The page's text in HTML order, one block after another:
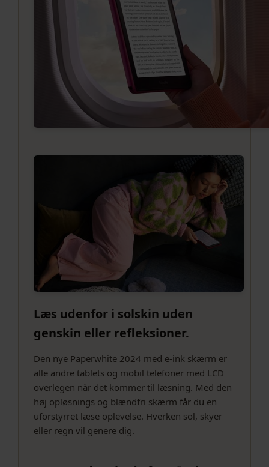
Læs udenfor i solskin uden
genskin eller refleksioner.
Den nye Paperwhite 2024 med e-ink skærm er
alle andre tablets og mobil telefoner med LCD
overlegen når det kommer til læsning. Med den
høj opløsnings og blændfri skærm får du en
uforstyrret læse oplevelse. Hverken sol, skyer
eller regn vil genere dig.